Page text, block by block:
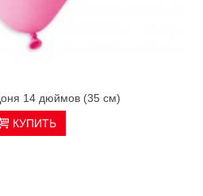
14 дюймов (35 см)
КУПИТЬ